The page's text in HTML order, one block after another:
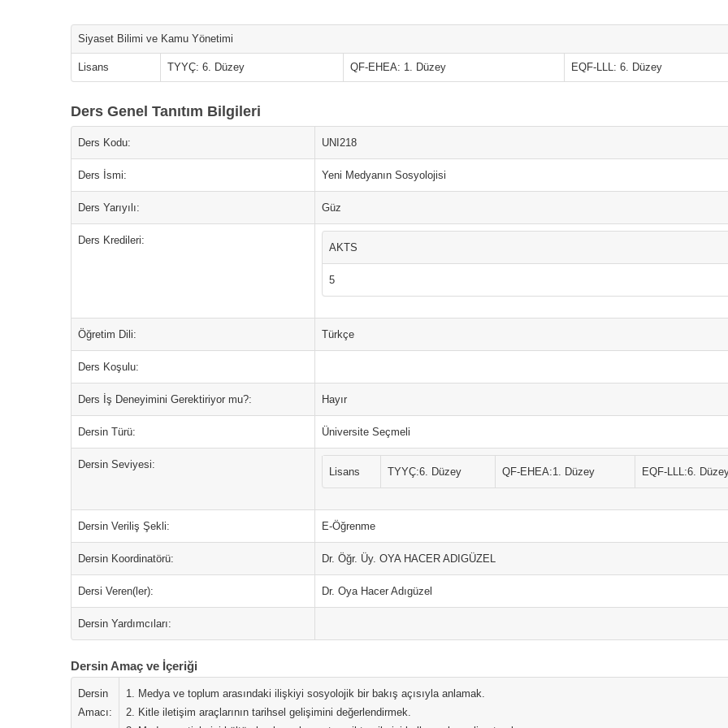
Siyaset Bilimi ve Kamu Yönetimi
Lisans TYYÇ: 6. Düzey QF-EHEA: 1. Düzey EQF-LLL: 6. Düzey
Ders Genel Tanıtım Bilgileri
Ders Kodu: UNI218
Ders İsmi: Yeni Medyanın Sosyolojisi
Ders Yarıyılı: Güz
Ders Kredileri:
AKTS
5
Öğretim Dili: Türkçe
Ders Koşulu:
Ders İş Deneyimini Gerektiriyor mu?: Hayır
Dersin Türü: Üniversite Seçmeli
Dersin Seviyesi:
Lisans TYYÇ:6. Düzey QF-EHEA:1. Düzey EQF-LLL:6.
Dersin Veriliş Şekli: E-Öğrenme
Dersin Koordinatörü: Dr. Öğr. Üy. OYA HACER ADIGÜZEL
Dersi Veren(ler): Dr. Oya Hacer Adıgüzel
Dersin Yardımcıları:
Dersin Amaç ve İçeriği
Dersin
Amacı:
1. Medya ve toplum arasındaki ilişkiyi sosyolojik bir bakış açısıyla anlamak.
2. Kitle iletişim araçlarının tarihsel gelişimini değerlendirmek.